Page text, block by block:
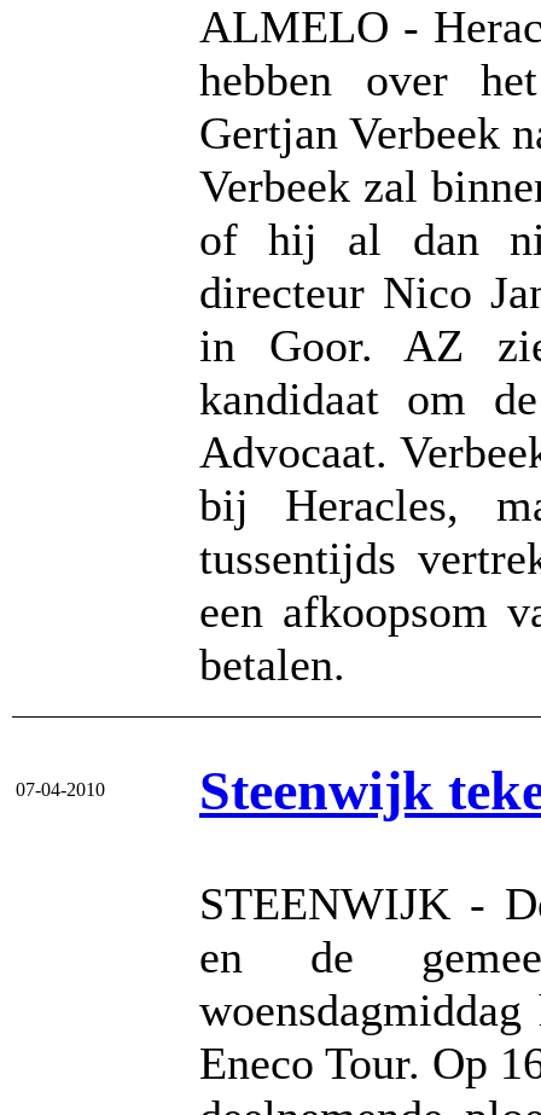
ALMELO -
hebben over
Gertjan Verbeek
Verbeek zal
of hij al dan
directeur Nico
in Goor. AZ
kandidaat om
Advocaat.
bij Heracles,
tussentijds
een afkoopsom
betalen.
07-04-2010 Steenwijk
STEENWIJK -
en de
Eneco Tour. Op